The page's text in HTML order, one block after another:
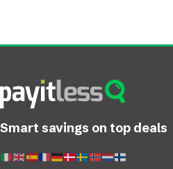
Smart savings on top deals